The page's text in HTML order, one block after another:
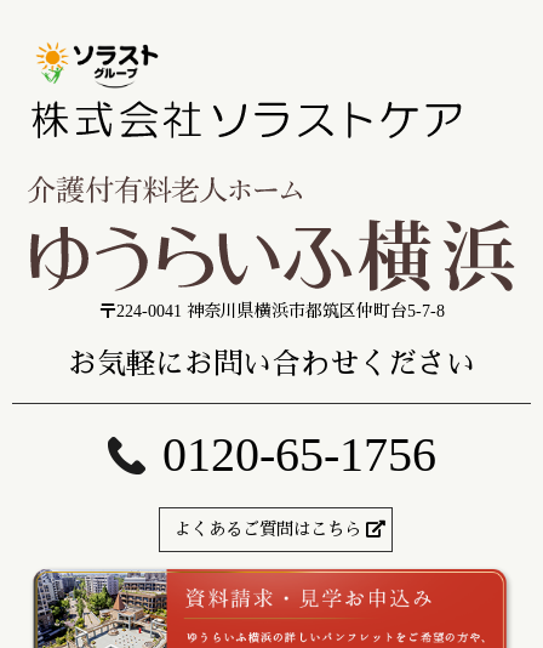
〒224-0041 神奈川県横浜市都筑区仲町台5-7-8
お気軽にお問い合わせください
0120-65-1756
よくあるご質問はこちら